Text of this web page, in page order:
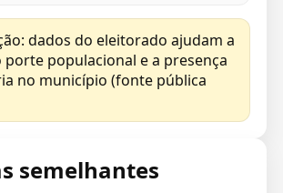
dados do eleitorado ajudam a
populacional e a presença
no município (fonte pública
semelhantes